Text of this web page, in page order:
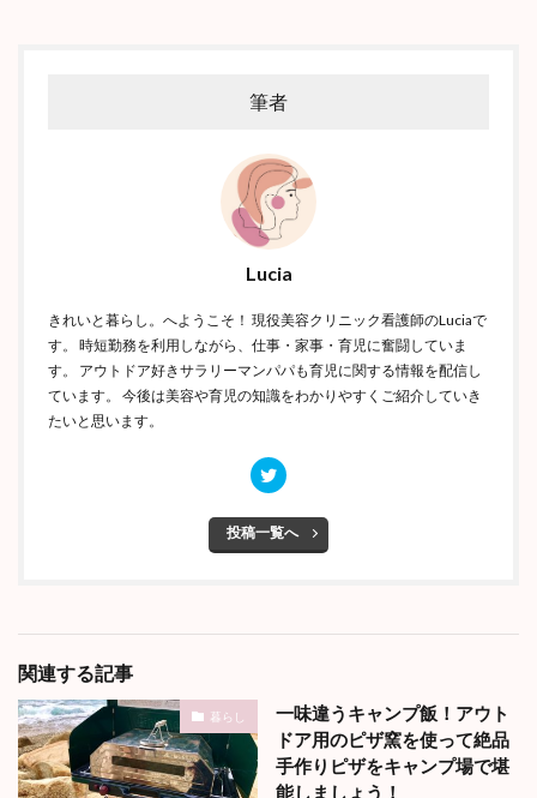
筆者
Lucia
きれいと暮らし。へようこそ！ 現役美容クリニック看護師のLuciaで
す。 時短勤務を利用しながら、仕事・家事・育児に奮闘していま
す。 アウトドア好きサラリーマンパパも育児に関する情報を配信し
ています。 今後は美容や育児の知識をわかりやすくご紹介していき
たいと思います。
投稿一覧へ
関連する記事
暮らし
一味違うキャンプ飯！アウト
ドア用のピザ窯を使って絶品
手作りピザをキャンプ場で堪
能しましょう！